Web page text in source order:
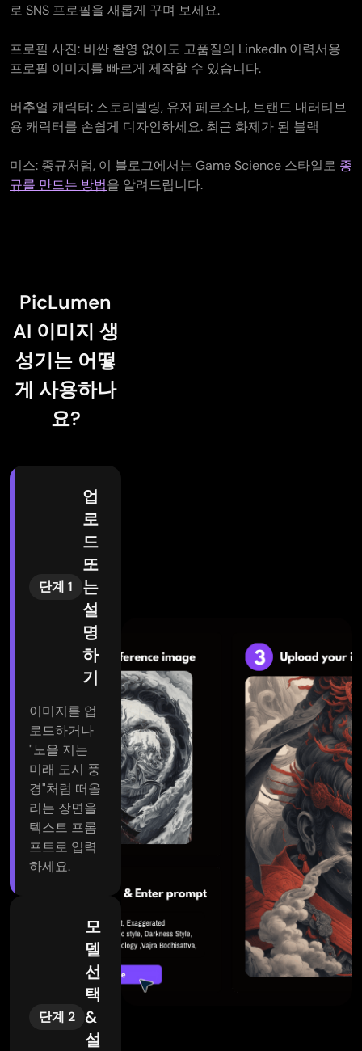
로 SNS 프로필을 새롭게 꾸며 보세요.
프로필 사진: 비싼 촬영 없이도 고품질의 LinkedIn·이력서용
프로필 이미지를 빠르게 제작할 수 있습니다.
버추얼 캐릭터: 스토리텔링, 유저 페르소나, 브랜드 내러티브
용 캐릭터를 손쉽게 디자인하세요. 최근 화제가 된 블랙
미스: 종규처럼, 이 블로그에서는 Game Science 스타일로 종
규를 만드는 방법을 알려드립니다.
PicLumen
AI 이미지 생
성기는 어떻
게 사용하나
요?
단계 1
업
로
드
또
는
설
명
하
기
이미지를 업
로드하거나
"노을 지는
미래 도시 풍
경"처럼 떠올
리는 장면을
텍스트 프롬
프트로 입력
하세요.
단계 2
모
델
선
택
&
설